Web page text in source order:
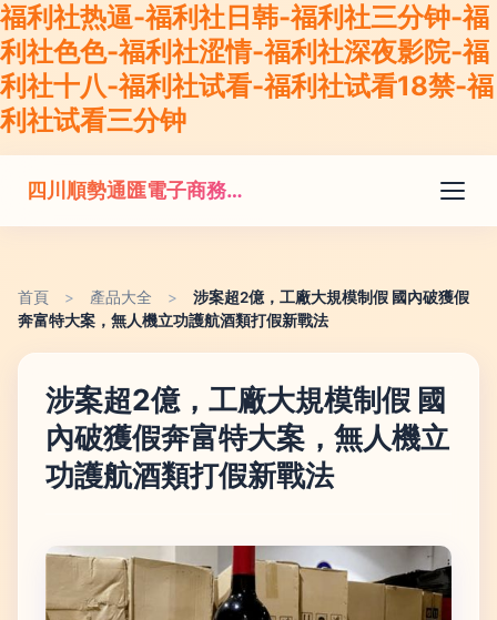
福利社热逼-福利社日韩-福利社三分钟-福
利社色色-福利社涩情-福利社深夜影院-福
利社十八-福利社试看-福利社试看18禁-福
利社试看三分钟
四川順勢通匯電子商務有限公司
首頁 > 產品大全 >
涉案超2億，工廠大規模制假 國內破獲假
奔富特大案，無人機立功護航酒類打假新戰法
涉案超2億，工廠大規模制假 國
內破獲假奔富特大案，無人機立
功護航酒類打假新戰法